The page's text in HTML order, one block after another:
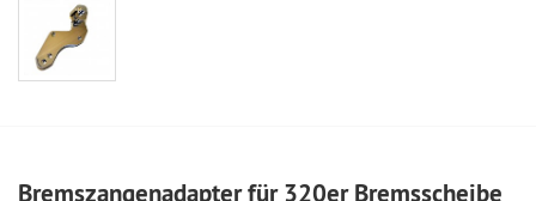
Bremszangenadapter für 320er Bremsscheibe